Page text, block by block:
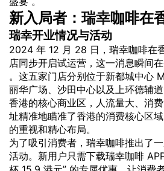
新入局者：瑞幸咖啡在
瑞幸开业情况与活动
2024 年 12 月 28 日，瑞幸咖啡在
店同步开启试运营，这一消息瞬间
。这五家门店分别位于新都城中心
丽华广场、沙田中心以及上环德辅
香港的核心商业区，人流量大、消
址精准地瞄准了香港的消费核心区
的重视和精心布局。
为了吸引消费者，瑞幸咖啡推出了
活动。新用户只需下载瑞幸咖啡